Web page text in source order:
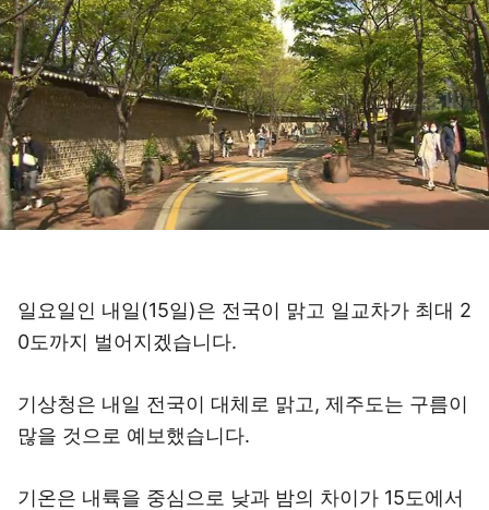
일요일인 내일(15일)은 전국이 맑고 일교차가 최대 2
0도까지 벌어지겠습니다.
기상청은 내일 전국이 대체로 맑고, 제주도는 구름이
많을 것으로 예보했습니다.
기온은 내륙을 중심으로 낮과 밤의 차이가 15도에서